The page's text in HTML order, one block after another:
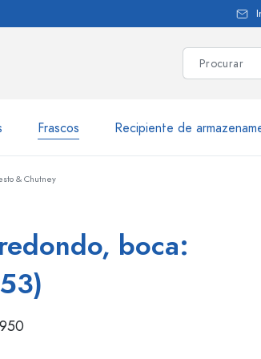
principal
Frascos Recipiente de
Ir para categoria Garrafas
Garrafas por marca
Garrafas WECK
Garrafas por função
& Chutney
boca: